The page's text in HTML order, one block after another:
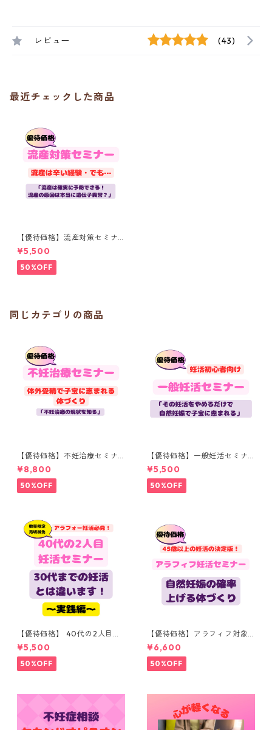
レビュー (43)
最近チェックした商品
【優待価格】流産対策セミナ
ー「流産は予防できる！！！
流産の原因は本当に遺伝子異
常？」（１５０分）
¥5,500
50%OFF
同じカテゴリの商品
【優待価格】不妊治療セミナ
ー「体外受精で子宝に恵まれ
る体づくり」（150分）
¥8,800
50%OFF
【優待価格】一般妊活セミナ
ー（35～44歳対象）「その妊
活をやめるだけで自然妊娠で
子宝に恵まれる」（150分）
¥5,500
50%OFF
【優待価格】 40代の2人目妊
活セミナー「40代の妊活は30
代とは違う！〇〇を意識する
だけでコウノトリはやってく
る？」（１５０分）
¥5,500
50%OFF
【優待価格】アラフィフ対象
セミナー（45歳以上対象）
「その不妊治療…本当に必要で
すか？」（１５０分）
¥6,600
50%OFF